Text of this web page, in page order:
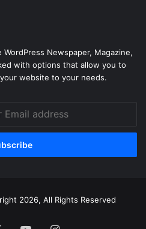
WordPress Newspaper, Magazine,
with options that allow you to
website to your needs.
2026, All Rights Reserved